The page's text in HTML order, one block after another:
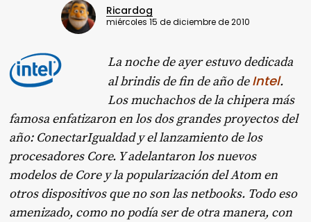
Ricardog
miércoles 15 de diciembre de 2010
La noche de ayer estuvo dedicada
al brindis de fin de año deIntel.
Los muchachos de la chipera más
famosa enfatizaron en los dos grandes proyectos del
año: ConectarIgualdad y el lanzamiento de los
procesadores Core. Y adelantaron los nuevos
modelos de Core y la popularización del Atom en
otros dispositivos que no son las netbooks. Todo eso
amenizado, como no podía ser de otra manera, con